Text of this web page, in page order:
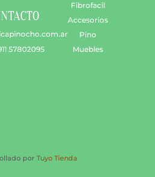
57802095
Fibrofacil
Accesorios
Pino
Muebles
por Tuyo Tienda